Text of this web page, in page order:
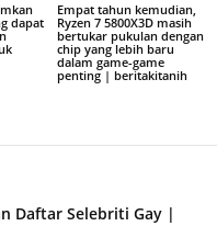
dapat
Empat tahun kemudian,
Ryzen 7 5800X3D masih
bertukar pukulan dengan
chip yang lebih baru
dalam game-game
penting | beritakitanih
Daftar Selebriti Gay |